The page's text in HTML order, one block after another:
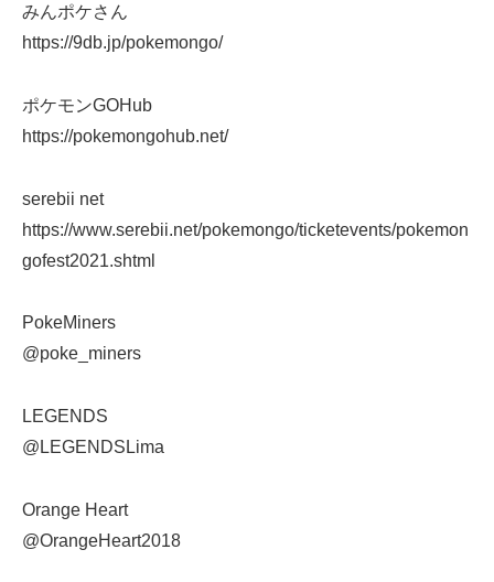
みんポケさん
https://9db.jp/pokemongo/
ポケモンGOHub
https://pokemongohub.net/
serebii net
https://www.serebii.net/pokemongo/ticketevents/pokemon
gofest2021.shtml
PokeMiners
@poke_miners
LEGENDS
@LEGENDSLima
Orange Heart
@OrangeHeart2018